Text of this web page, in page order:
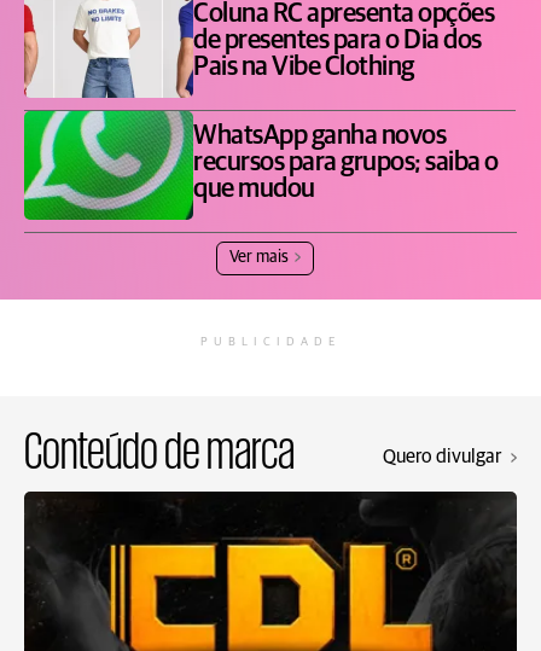
Coluna RC apresenta opções
de presentes para o Dia dos
Pais na Vibe Clothing
WhatsApp ganha novos
recursos para grupos; saiba o
que mudou
Ver mais
PUBLICIDADE
Conteúdo de marca Quero divulgar